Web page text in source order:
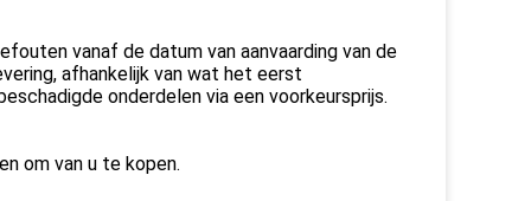
vanaf de datum van aanvaarding van de
afhankelijk van wat het eerst
onderdelen via een voorkeursprijs.
om van u te kopen.